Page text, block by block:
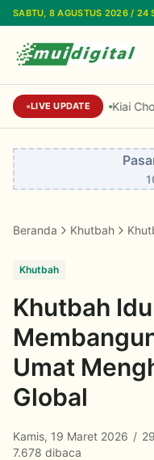
Lewati ke konten utama
SABTU, 8 AGUSTUS 2026 / 24
LIVE UPDATE Kiai
Beranda Khutbah
Khutbah
Khutbah
Umat
Global
Kamis, 19 Maret 2026 /
7.678 dibaca